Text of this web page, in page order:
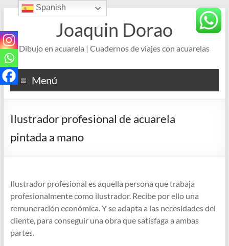
Saltar
contenido
Joaquin Dorao
Dibujo en acuarela | Cuadernos de viajes con acuarelas
Menú
Ilustrador profesional de acuarela
pintada a mano
Ilustrador profesional es aquella persona que trabaja
profesionalmente como ilustrador. Recibe por ello una
remuneración económica. Y se adapta a las necesidades del
cliente, para conseguir una obra que satisfaga a ambas
partes.
Spanish